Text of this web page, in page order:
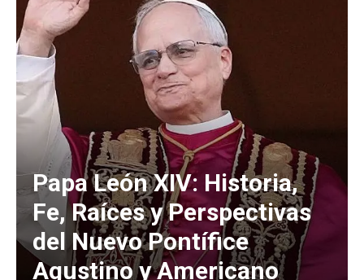
Papa León XIV: Historia,
Fe, Raíces y Perspectivas
del Nuevo Pontífice
Agustino y Americano